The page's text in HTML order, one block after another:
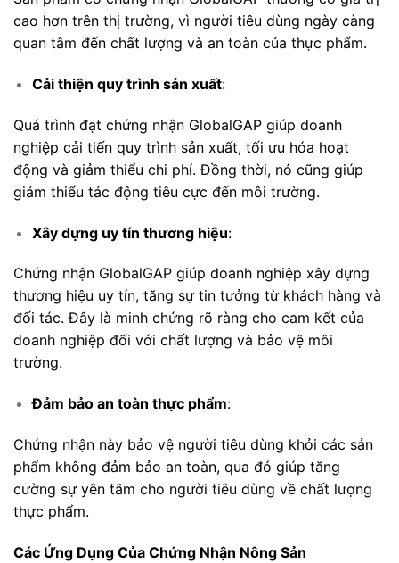
cao hơn trên thị trường, vì người tiêu dùng ngày càng
quan tâm đến chất lượng và an toàn của thực phẩm.
Cải thiện quy trình sản xuất:
Quá trình đạt chứng nhận GlobalGAP giúp doanh
nghiệp cải tiến quy trình sản xuất, tối ưu hóa hoạt
động và giảm thiểu chi phí. Đồng thời, nó cũng giúp
giảm thiểu tác động tiêu cực đến môi trường.
Xây dựng uy tín thương hiệu:
Chứng nhận GlobalGAP giúp doanh nghiệp xây dựng
thương hiệu uy tín, tăng sự tin tưởng từ khách hàng và
đối tác. Đây là minh chứng rõ ràng cho cam kết của
doanh nghiệp đối với chất lượng và bảo vệ môi
trường.
Đảm bảo an toàn thực phẩm:
Chứng nhận này bảo vệ người tiêu dùng khỏi các sản
phẩm không đảm bảo an toàn, qua đó giúp tăng
cường sự yên tâm cho người tiêu dùng về chất lượng
thực phẩm.
Các Ứng Dụng Của Chứng Nhận Nông Sản